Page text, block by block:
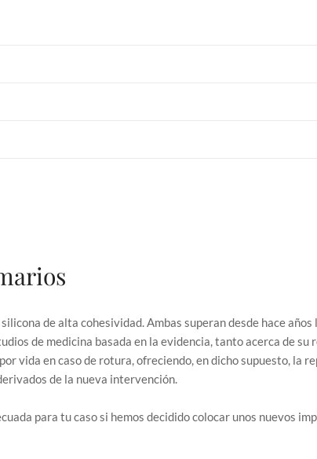
de alta cohesividad. Ambas superan desde hace
de medicina basada en la evidencia, tanto acerca de
vida en caso de rotura, ofreciendo, en dicho supuesto, la
de la nueva intervención.
para tu caso si hemos decidido colocar unos nuevos